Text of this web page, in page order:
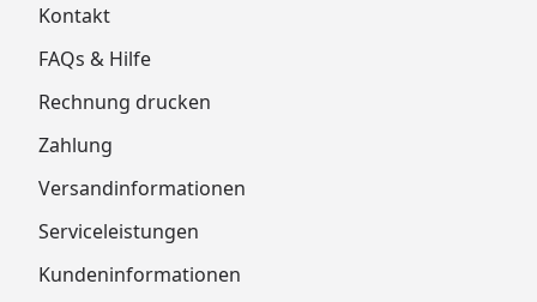
Kontakt
FAQs & Hilfe
Rechnung drucken
Zahlung
Versandinformationen
Serviceleistungen
Kundeninformationen